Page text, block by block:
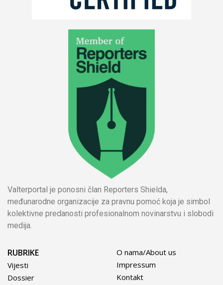
Valterportal je ponosni član Reporters Shielda,
međunarodne organizacije za pravnu pomoć koja je simbol
kolektivne predanosti profesionalnom novinarstvu i slobodi
medija.
RUBRIKE
Vijesti
Dossier
O nama/About us
Impressum
Kontakt